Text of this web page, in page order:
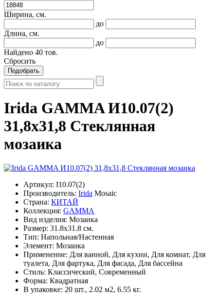
Ширина, см.
до
Длина, см.
до
Найдено 40 тов.
Сбросить
Подобрать
Irida GAMMA И10.07(2)
31,8x31,8 Стеклянная
мозаика
Артикул: I10.07(2)
Производитель: Irida Mosaic
Страна: КИТАЙ
Коллекция: GAMMA
Вид изделия: Мозаика
Размер: 31.8x31.8 см.
Тип: Напольная/Настенная
Элемент: Мозаика
Применение: Для ванной, Для кухни, Для комнат, Для
туалета, Для фартука, Для фасада, Для бассейна
Стиль: Классический, Современный
Форма: Квадратная
В упаковке: 20 шт., 2.02 м2, 6.55 кг.